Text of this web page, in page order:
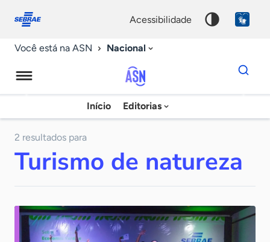
conosco
acessibilidade
Você está na ASN Nacional
Agência
Sebrae
Notícias
Início Editorias
Dados
para
chave
2 resultados para
Turismo de natureza